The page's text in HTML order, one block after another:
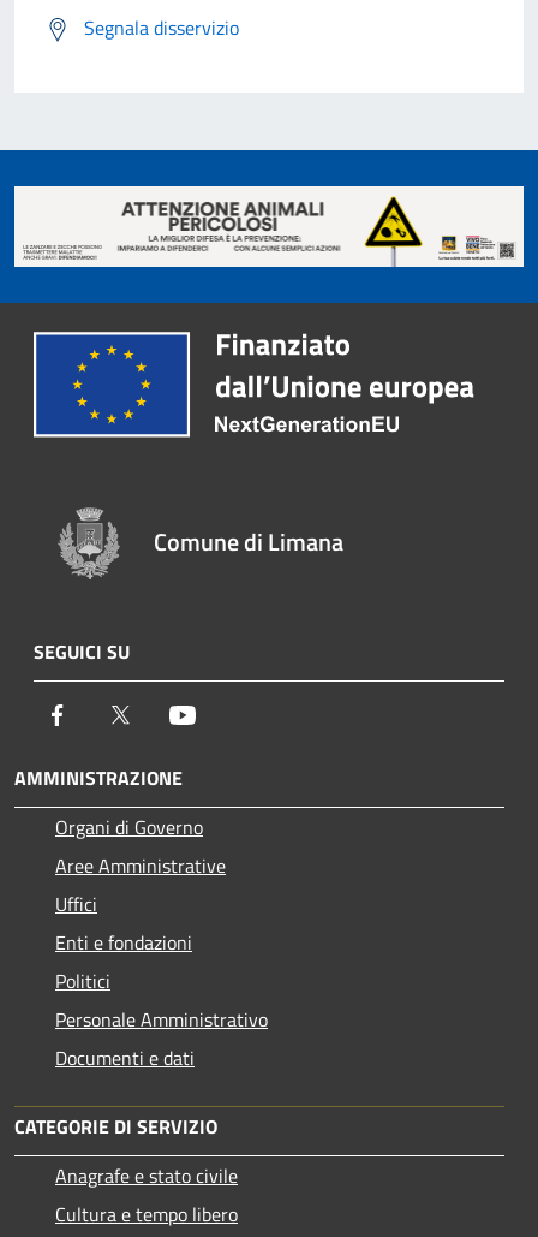
Segnala disservizio
Comune di Limana
SEGUICI SU
Facebook Twitter
AMMINISTRAZIONE
Organi di Governo
Aree Amministrative
Uffici
Enti e fondazioni
Politici
Personale Amministrativo
Documenti e dati
CATEGORIE DI SERVIZIO
Anagrafe e stato civile
Cultura e tempo libero